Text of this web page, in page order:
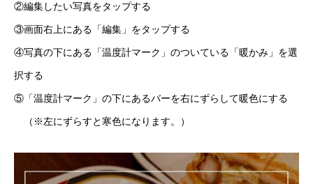
②編集したい写真をタップする
③画面右上にある「編集」をタップする
④写真の下にある「温度計マーク」のついている「暖かみ」を選
択する
⑤「温度計マーク」の下にあるバーを右にずらして暖色にする
（※左にずらすと寒色になります。）